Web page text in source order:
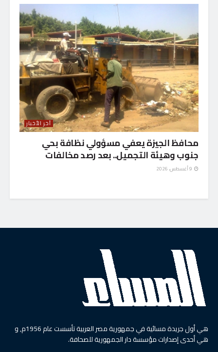
آخر الأخبار
محافظ الجيزة يعفي مسؤولي نظافة بحي
جنوب وهيئة التجميل.. بعد رصد مخالفات
هي أول جريدة مسائية في جمهورية مصر العربية تأسست عام 1956م, و
هي أحدى إصدارات مؤسسة دار الجمهورية للصحافة.